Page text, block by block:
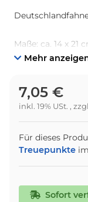
Maße: ca. 14 x 21
Mehr
7,05 €
inkl. 19% USt. ,
Für dieses
Treuepunkte
Sofort